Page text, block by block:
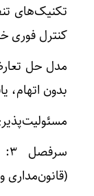
تکنیک‌های
کنترل فوری
مدل حل
بدون اتهام،